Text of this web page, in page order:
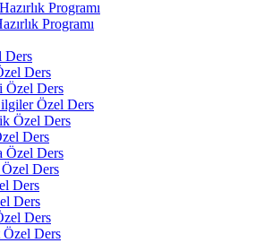
Programı
Programı
Ders
Ders
Özel Ders
Özel Ders
Özel Ders
Ders
Özel Ders
Ders
Ders
Ders
Ders
Özel Ders